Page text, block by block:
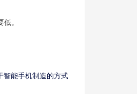
。
智能手机制造的方式